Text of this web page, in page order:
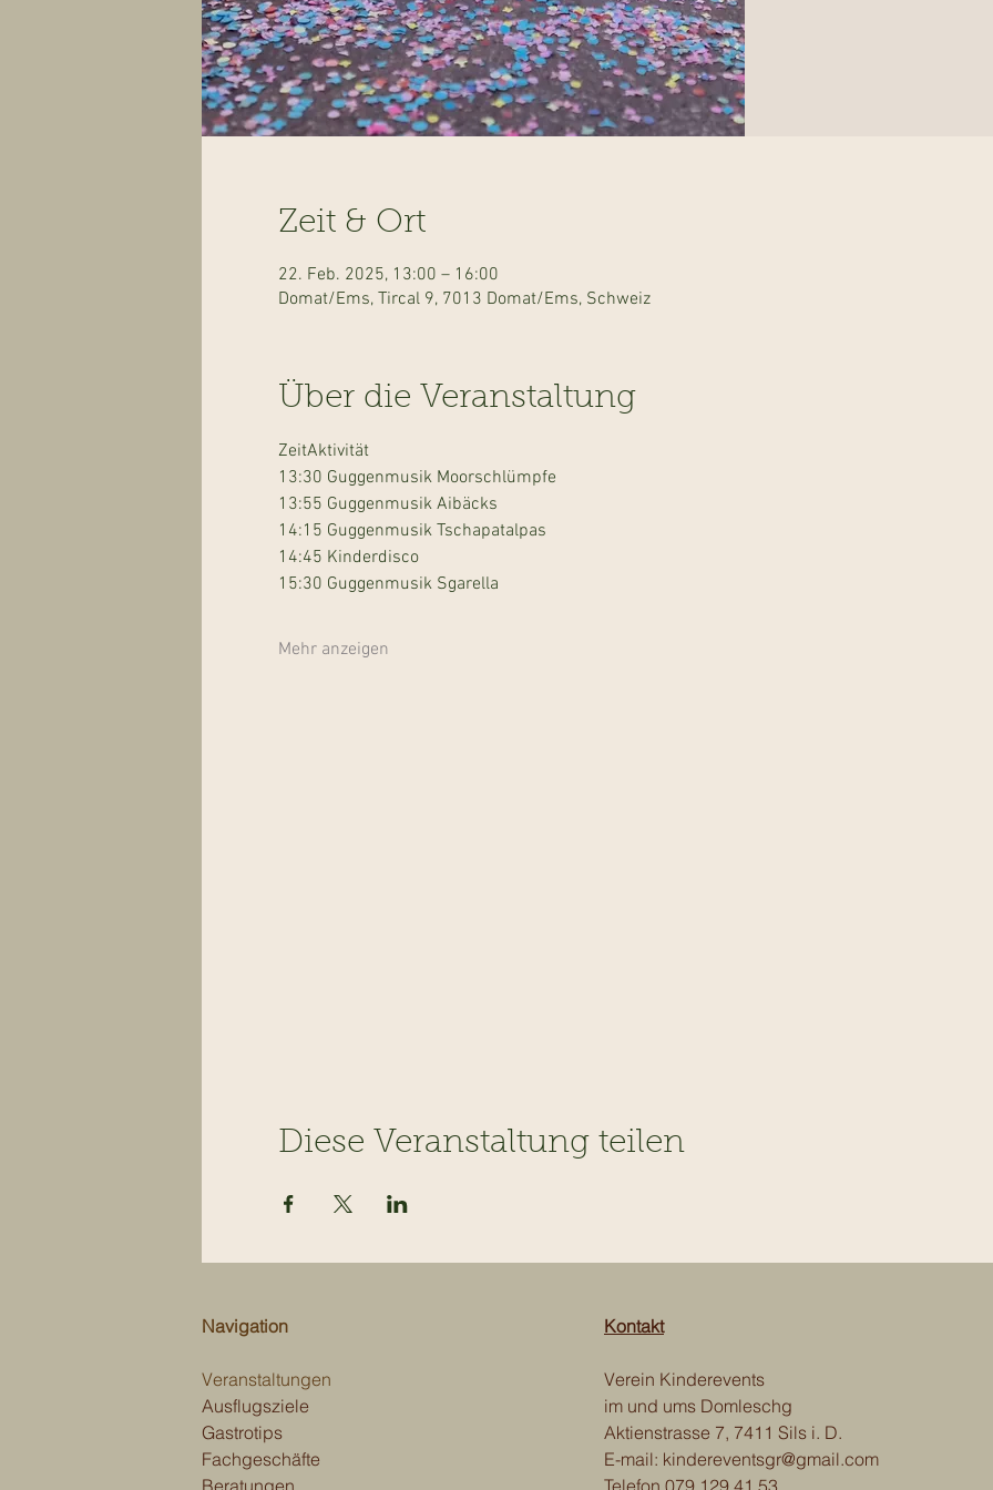
Zeit & Ort
22. Feb. 2025, 13:00 – 16:00
Domat/Ems, Tircal 9, 7013 Domat/Ems, Schweiz
Über die Veranstaltung
ZeitAktivität
13:30 Guggenmusik Moorschlümpfe
13:55 Guggenmusik Aibäcks
14:15 Guggenmusik Tschapatalpas
14:45 Kinderdisco
15:30 Guggenmusik Sgarella
Mehr anzeigen
Diese Veranstaltung teilen
Navigation
Veranstaltungen
Ausflugsziele
Gastrotips
Fachgeschäfte
Beratungen
Kontakt
Verein Kinderevents
im und ums Domleschg
Aktienstrasse 7, 7411 Sils i. D.
E-mail: kindereventsgr@gmail.com
Telefon 079 129 41 53